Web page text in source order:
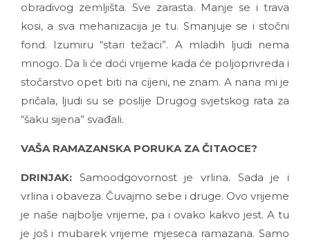
obradivog zemljišta. Sve zarasta. Manje se i trava
kosi, a sva mehanizacija je tu. Smanjuje se i stočni
fond. Izumiru “stari težaci”. A mladih ljudi nema
mnogo. Da li će doći vrijeme kada će poljoprivreda i
stočarstvo opet biti na cijeni, ne znam. A nana mi je
pričala, ljudi su se poslije Drugog svjetskog rata za
“šaku sijena” svađali.
VAŠA RAMAZANSKA PORUKA ZA ČITAOCE?
DRINJAK: Samoodgovornost je vrlina. Sada je i
vrlina i obaveza. Čuvajmo sebe i druge. Ovo vrijeme
je naše najbolje vrijeme, pa i ovako kakvo jest. A tu
je još i mubarek vrijeme mjeseca ramazana. Samo